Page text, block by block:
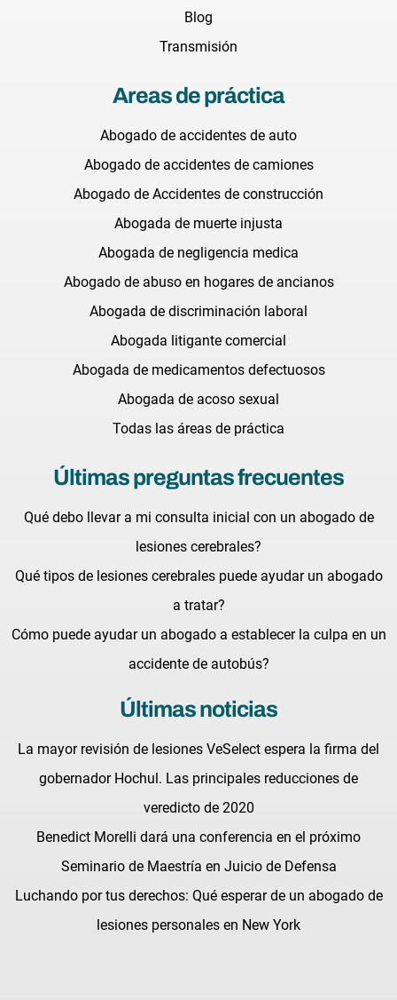
Blog
Transmisión
Areas de práctica
Abogado de accidentes de auto
Abogado de accidentes de camiones
Abogado de Accidentes de construcción
Abogada de muerte injusta
Abogada de negligencia medica
Abogado de abuso en hogares de ancianos
Abogada de discriminación laboral
Abogada litigante comercial
Abogada de medicamentos defectuosos
Abogada de acoso sexual
Todas las áreas de práctica
Últimas preguntas frecuentes
Qué debo llevar a mi consulta inicial con un abogado de
lesiones cerebrales?
Qué tipos de lesiones cerebrales puede ayudar un abogado
a tratar?
Cómo puede ayudar un abogado a establecer la culpa en un
accidente de autobús?
Últimas noticias
La mayor revisión de lesiones VeSelect espera la firma del
gobernador Hochul. Las principales reducciones de
veredicto de 2020
Benedict Morelli dará una conferencia en el próximo
Seminario de Maestría en Juicio de Defensa
Luchando por tus derechos: Qué esperar de un abogado de
lesiones personales en New York